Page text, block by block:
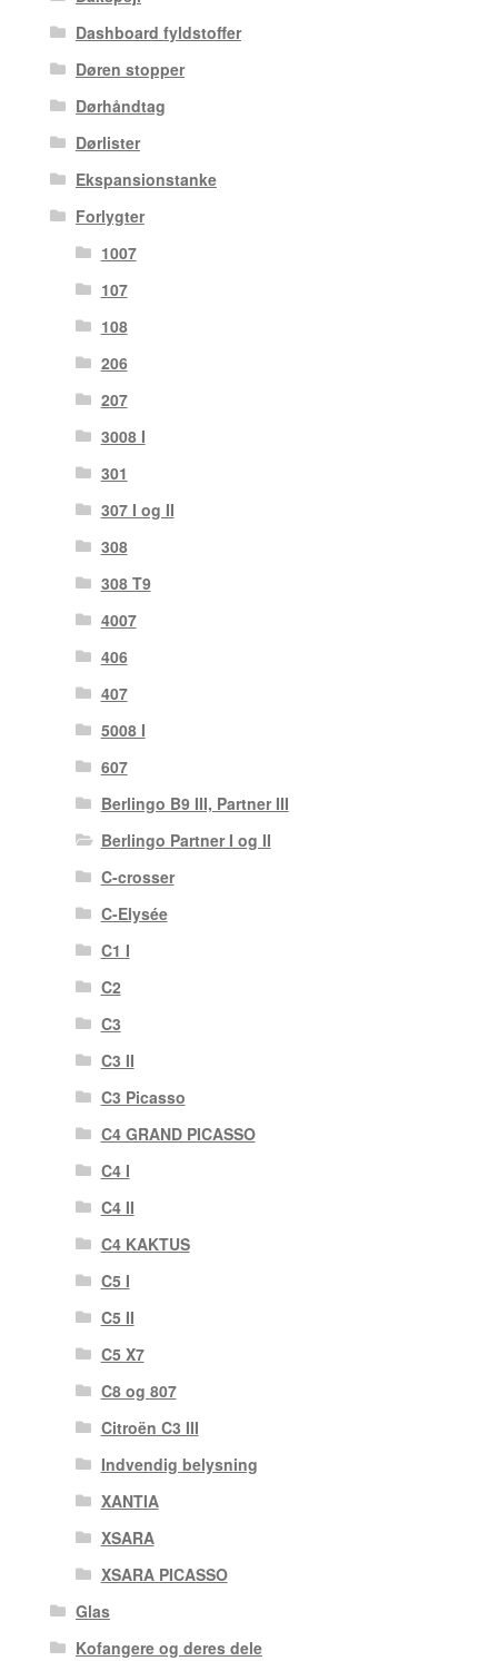
Dashboard fyldstoffer
Døren stopper
Dørhåndtag
Dørlister
Ekspansionstanke
Forlygter
1007
107
108
206
207
3008 I
301
307 I og II
308
308 T9
4007
406
407
5008 I
607
Berlingo B9 III, Partner III
Berlingo Partner I og II
C-crosser
C-Elysée
C1 I
C2
C3
C3 II
C3 Picasso
C4 GRAND PICASSO
C4 I
C4 II
C4 KAKTUS
C5 I
C5 II
C5 X7
C8 og 807
Citroën C3 III
Indvendig belysning
XANTIA
XSARA
XSARA PICASSO
Glas
Kofangere og deres dele